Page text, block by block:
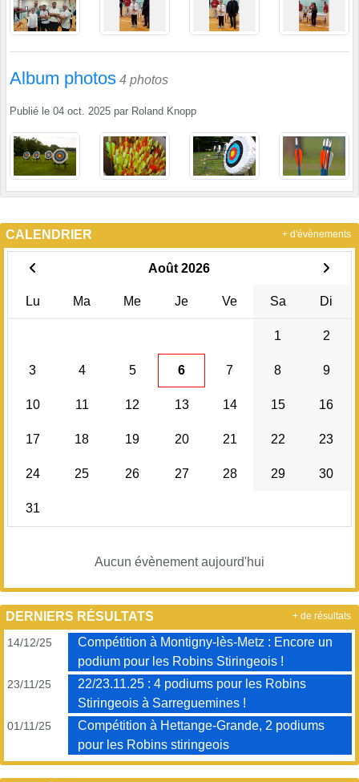
Album photos 4 photos
Publié le 04 oct. 2025 par Roland Knopp
CALENDRIER
Août 2026
Lu Ma Me Je Ve Sa Di
1 2
3 4 5 6 7 8 9
10 11 12 13 14 15 16
17 18 19 20 21 22 23
24 25 26 27 28 29 30
31
Aucun évènement aujourd'hui
+ d'évènements
DERNIERS RÉSULTATS
14/12/25
Compétition à Montigny-lès-Metz : Encore un
podium pour les Robins Stiringeois !
23/11/25
22/23.11.25 : 4 podiums pour les Robins
Stiringeois à Sarreguemines !
01/11/25
Compétition à Hettange-Grande, 2 podiums
pour les Robins stiringeois
+ de résultats